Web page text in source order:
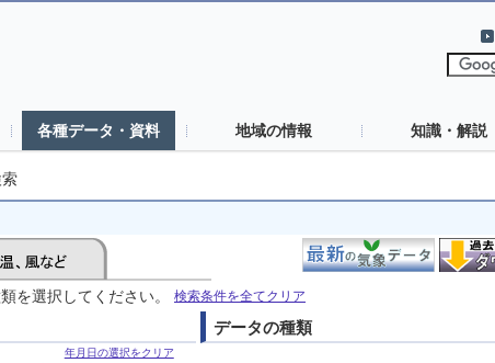
各種データ・資料 地域の情報 知識・解説
を選択してください。 検索条件を全てクリア
年月日の選択をクリア
データの種類